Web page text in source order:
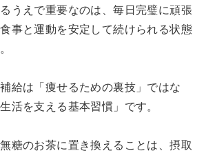
うえで重要なのは、毎日完璧に頑張
事と運動を安定して続けられる状態
給は「痩せるための裏技」ではな
活を支える基本習慣」です。
糖のお茶に置き換えることは、摂取